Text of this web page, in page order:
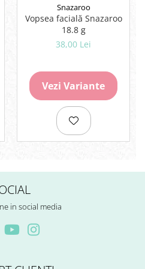
Snazaroo
Vopsea facială Snazaroo
18.8 g
38,00 Lei
Vezi Variante
in social media